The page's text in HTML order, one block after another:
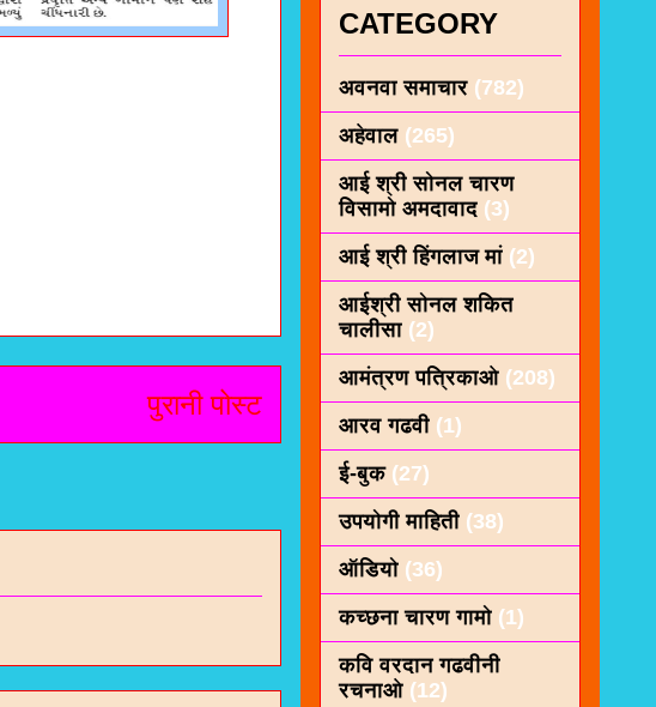
पुरानी पोस्ट
CATEGORY
अवनवा समाचार (782)
अहेवाल (265)
आई श्री सोनल चारण
विसामो अमदावाद (3)
आई श्री हिंगलाज मां (2)
आईश्री सोनल शकित
चालीसा (2)
आमंत्रण पत्रिकाओ (208)
आरव गढवी (1)
ई-बुक (27)
उपयोगी माहिती (38)
ऑडियो (36)
कच्छना चारण गामो (1)
कवि वरदान गढवीनी
रचनाओ (12)